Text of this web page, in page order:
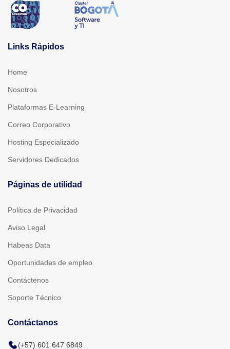
Links Rápidos
Home
Nosotros
Plataformas E-Learning
Correo Corporativo
Hosting Especializado
Servidores Dedicados
Páginas de utilidad
Política de Privacidad
Aviso Legal
Habeas Data
Oportunidades de empleo
Contáctenos
Soporte Técnico
Contáctanos
(+57) 601 647 6849